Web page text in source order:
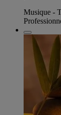
Musique -